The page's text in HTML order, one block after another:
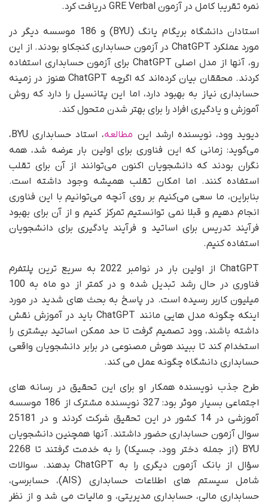
نمره تقریبا کامل در آزمون GRE Verbal دریافت کرد.
استادان دانشگاه بریگام یانگ (BYU) و 186 موسسه دیگر در
مورد عملکرد ChatGPT در آزمون حسابداری کنجکاو بودند. از این
رو، آنها از مدل اصلی ChatGPT برای آزمون حسابداری استفاده
کردند. محققان بیان کرده‌اند که اگرچه ChatGPT هنوز در زمینه
حسابداری نیاز به بهبود دارد، اما این پتانسیل را دارد که روش
آموزش و یادگیری افراد را برای بهتر شدن متحول کند.
دیوید وود، نویسنده ارشد این مطالعه
، استاد حسابداری BYU،
می‌گوید: زمانی که این فناوری برای اولین بار عرضه شد، همه
نگران بودند که دانشجویان اکنون می‌توانند از آن برای تقلب
استفاده کنند. اما امکان تقلب همیشه وجود داشته است.
بنابراین، ما سعی می‌کنیم بر روی آنچه می‌توانیم با این فناوری
انجام دهیم و قبلا نمی توانستیم تمرکز کنیم و از آن برای بهبود
فرآیند تدریس برای اساتید و فرآیند یادگیری برای دانشجویان
استفاده کنیم.
ChatGPT از اولین بار در نوامبر 2022 به سریع ترین پلتفرم
فناوری در حال رشد تبدیل شده و در کمتر از دو ماه به 100
میلیون کاربر رسیده است. در پاسخ به بحث های شدید در مورد
اینکه چگونه مدل هایی مانند ChatGPT باید در آموزش نقش
داشته باشند، وود تصمیم گرفت تا حد ممکن اساتید بیشتری را
استخدام کند تا ببیند هوش مصنوعی در برابر دانشجویان واقعی
حسابداری دانشگاه چگونه عمل می کند.
طرح جذب نویسنده همکار او برای این تحقیق در رسانه های
اجتماعی بسیار موثر بود: 327 نویسنده مشترک از 186 موسسه
آموزشی در 14 کشور در این تحقیق شرکت کردند و در 25181
سوال آزمون حسابداری حضور داشتند. آنها همچنین دانشجویان
BYU (از جمله دختر وود، جسیکا) را به خدمت گرفتند تا 2268
سؤال از بانک آزمون دیگری را به ChatGPT بدهند. سوالات
شامل سیستم های اطلاعات حسابداری (AIS)، حسابرسی،
حسابداری مالی، حسابداری مدیریتی، و مالیات می شد و از نظر